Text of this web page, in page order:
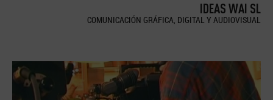
IDEAS WAI SL
COMUNICACIÓN GRÁFICA, DIGITAL Y AUDIOVISUAL